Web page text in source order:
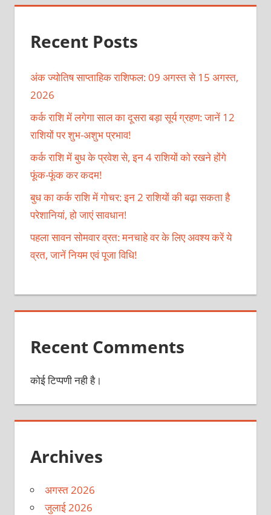
Recent Posts
अंक ज्योतिष साप्ताहिक राशिफल: 09 अगस्त से 15 अगस्त,
2026
कर्क राशि में लगेगा साल का दूसरा बड़ा सूर्य ग्रहण: जानें 12
राशियों पर शुभ-अशुभ प्रभाव!
कर्क राशि में बुध के प्रवेश से, इन 4 राशियों को रखने होंगे
फूंक-फूंक कर कदम!
बुध का कर्क राशि में गोचर: इन 2 राशियों की बढ़ा सकता है
परेशानियां, हो जाएं सावधान!
पहला सावन सोमवार व्रत: मनचाहे वर के लिए अवश्य करें ये
व्रत, जानें नियम एवं पूजा विधि!
Recent Comments
कोई टिप्पणी नही है।
Archives
अगस्त 2026
जुलाई 2026